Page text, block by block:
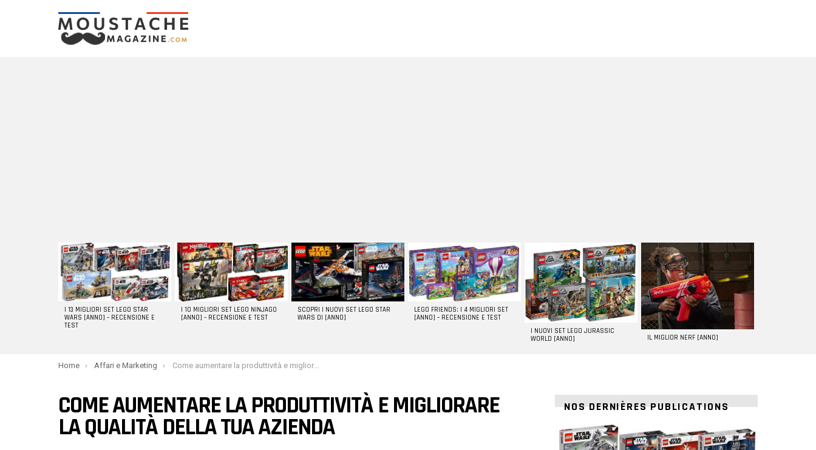
LATEST
STORIES
I 13 MIGLIORI SET LEGO STAR
WARS [ANNO] – RECENSIONE E
TEST
I 10 MIGLIORI SET LEGO NINJAGO
[ANNO] – RECENSIONE E TEST
SCOPRI I NUOVI SET LEGO STAR
WARS DI [ANNO]
LEGO FRIENDS: I 4 MIGLIORI SET
[ANNO] – RECENSIONE E TEST
I NUOVI SET LEGO JURASSIC
WORLD [ANNO]
IL MIGLIOR NERF [ANNO]
You are here:
Home Affari e Marketing Come aumentare la produttività e migliorare la qualità della tua azienda
COME AUMENTARE LA PRODUTTIVITÀ E MIGLIORARE
LA QUALITÀ DELLA TUA AZIENDA
NOS DERNIÈRES PUBLICATIONS